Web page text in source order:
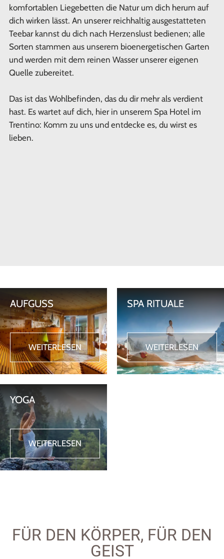
komfortablen Liegebetten die Natur um dich herum auf
dich wirken lässt. An unserer reichhaltig ausgestatteten
Teebar kannst du dich nach Herzenslust bedienen; alle
Sorten stammen aus unserem bioenergetischen Garten
und werden mit dem reinen Wasser unserer eigenen
Quelle zubereitet.
Das ist das Wohlbefinden, das du dir mehr als verdient
hast. Es wartet auf dich, hier in unserem Spa Hotel im
Trentino: Komm zu uns und entdecke es, du wirst es
lieben.
AUFGUSS
WEITERLESEN
SPA RITUALE
WEITERLESEN
YOGA
WEITERLESEN
FÜR DEN KÖRPER, FÜR DEN
GEIST